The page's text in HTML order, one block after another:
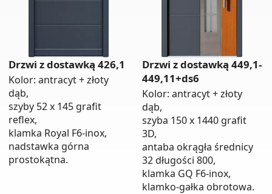
Drzwi z dostawką 426,1
Kolor: antracyt + złoty
dąb,
szyby 52 x 145 grafit
reflex,
klamka Royal F6-inox,
nadstawka górna
prostokątna.
Drzwi z dostawką 449,1-
449,11+ds6
Kolor: antracyt + złoty
dąb,
szyba 150 x 1440 grafit
3D,
antaba okrągła średnicy
32 długości 800,
klamka GQ F6-inox,
klamko-gałka obrotowa.